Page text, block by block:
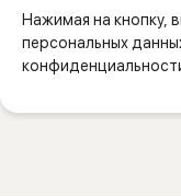
Нажимая на кнопку,
персональных